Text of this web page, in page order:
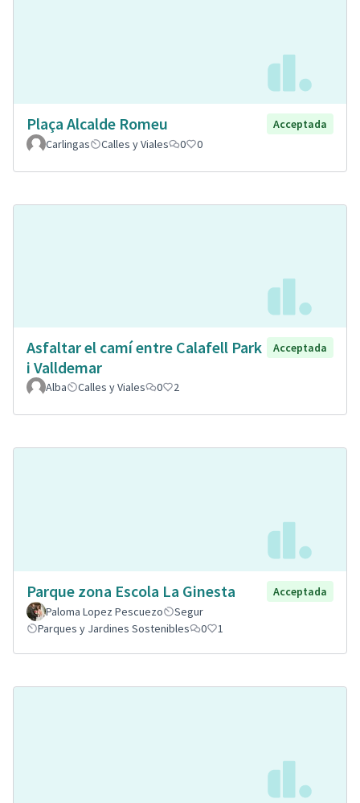
Plaça Alcalde Romeu
Acceptada
Carlingas
Calles y Viales 0 0
Asfaltar el camí entre Calafell Park
i Valldemar
Acceptada
Alba Calles y Viales 0 2
Parque zona Escola La Ginesta
Acceptada
Paloma Lopez Pescuezo
Segur
Parques y Jardines Sostenibles
0 1